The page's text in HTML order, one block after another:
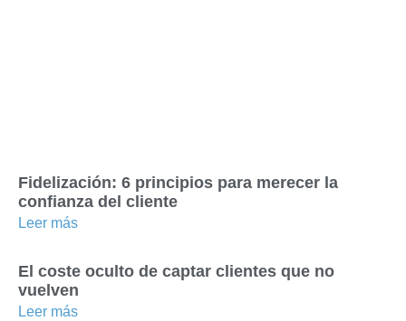
Fidelización: 6 principios para merecer la
confianza del cliente
Leer más
El coste oculto de captar clientes que no
vuelven
Leer más